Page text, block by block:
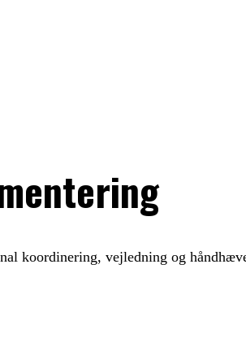
koordinering, vejledning og